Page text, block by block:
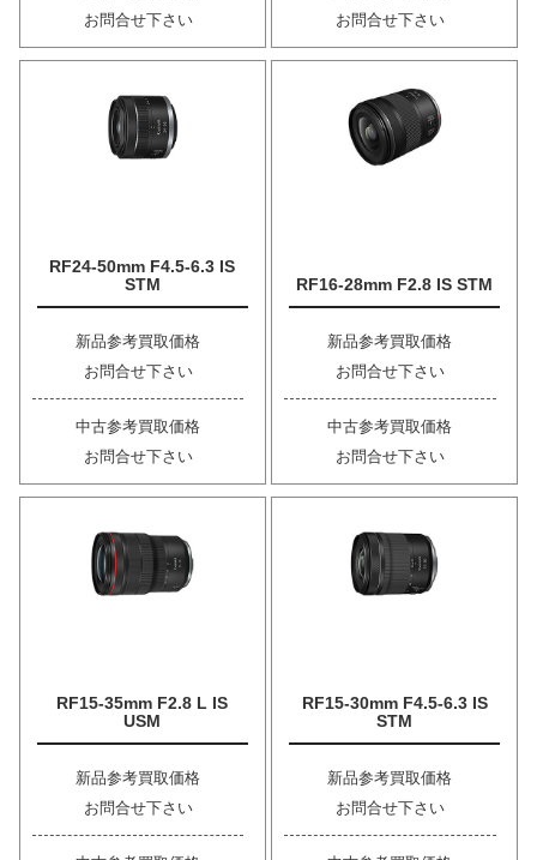
お問合せ下さい
お問合せ下さい
RF24-50mm F4.5-6.3 IS
STM
新品参考買取価格
お問合せ下さい
中古参考買取価格
お問合せ下さい
RF16-28mm F2.8 IS STM
新品参考買取価格
お問合せ下さい
中古参考買取価格
お問合せ下さい
RF15-35mm F2.8 L IS
USM
新品参考買取価格
お問合せ下さい
RF15-30mm F4.5-6.3 IS
STM
新品参考買取価格
お問合せ下さい